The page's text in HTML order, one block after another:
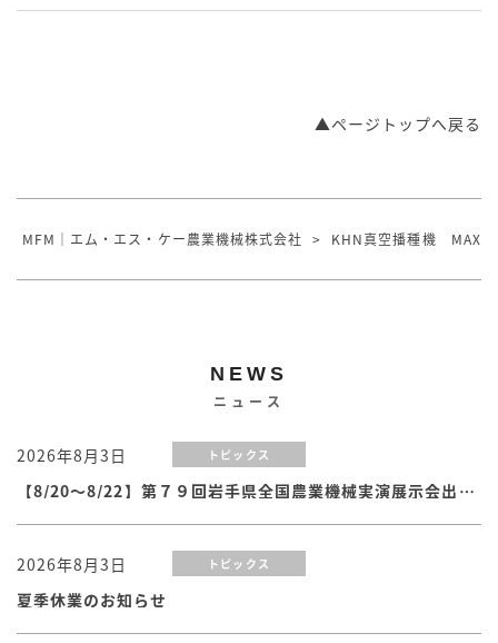
▲ページトップへ戻る
MFM｜エム・エス・ケー農業機械株式会社 > KHN真空播種機
NEWS
ニュース
2026年8月3日 トピックス
【8/20～8/22】第７９回岩手県全国農業機械実演展示会出展のお知らせ
2026年8月3日 トピックス
夏季休業のお知らせ